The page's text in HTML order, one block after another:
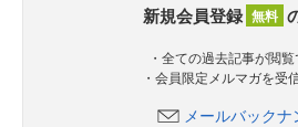
新規会員登録 無料
・全ての過去記事が閲
・会員限定メルマガを受
メールバックナ